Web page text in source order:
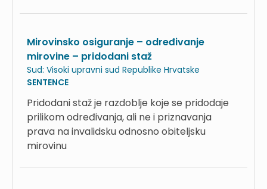
Mirovinsko osiguranje – određivanje
mirovine – pridodani staž
Sud: Visoki upravni sud Republike Hrvatske
SENTENCE
Pridodani staž je razdoblje koje se pridodaje
prilikom određivanja, ali ne i priznavanja
prava na invalidsku odnosno obiteljsku
mirovinu